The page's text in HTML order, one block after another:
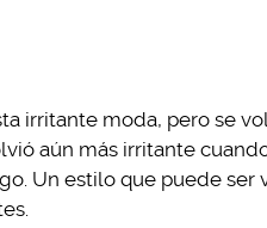
irritante moda, pero se
aún más irritante
Un estilo que puede ser